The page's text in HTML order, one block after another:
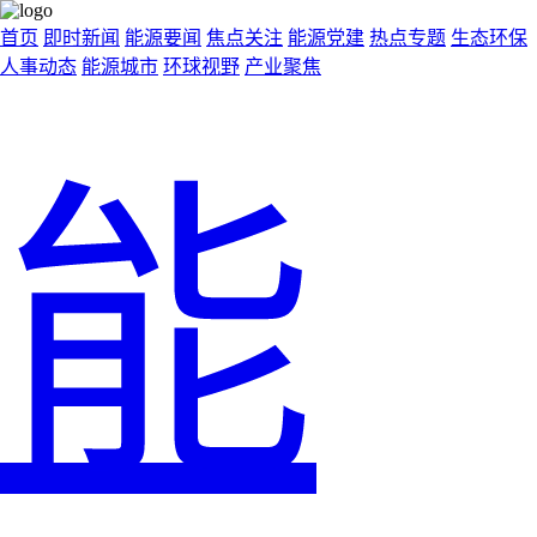
首页 即时新闻 能源要闻 焦点关注 能源党建 热点专题 生态环保
人事动态 能源城市 环球视野 产业聚焦
能